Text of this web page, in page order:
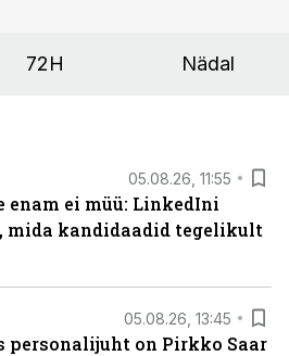
72H Nädal
05.08.26, 11:55
enam ei müü: LinkedIni
mida kandidaadid tegelikult
05.08.26, 13:45
personalijuht on Pirkko Saar